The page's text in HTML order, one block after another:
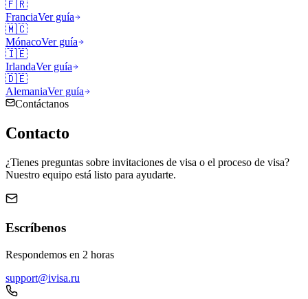
🇫🇷
FranciaVer guía
🇲🇨
MónacoVer guía
🇮🇪
IrlandaVer guía
🇩🇪
AlemaniaVer guía
Contáctanos
Contacto
¿Tienes preguntas sobre invitaciones de visa o el proceso de visa?
Nuestro equipo está listo para ayudarte.
Escríbenos
Respondemos en 2 horas
support@ivisa.ru